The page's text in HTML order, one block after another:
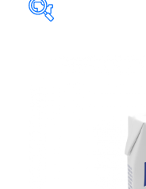
SEGURIDAD Y RESPALDO
TRABAJAR EN MEGALABS